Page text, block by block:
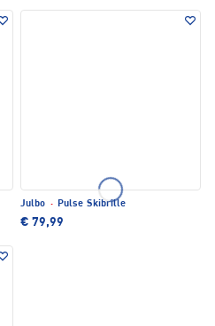
Julbo · Pulse Skibrille
€ 79,99